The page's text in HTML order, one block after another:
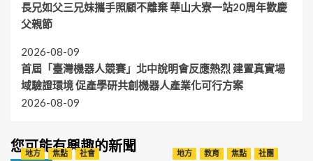
長兄如父三兄妹攜手照顧不離棄 華山大寮一站20周年歡慶
父親節
2026-08-09
首屆「臺灣機器人競賽」北中說明會反應熱烈 建置真實場
域驗證環境 促產學研共創機器人產業化可行方案
2026-08-09
您可能有興趣的新聞
地方 焦點 社會 地方 教育 焦點 社團